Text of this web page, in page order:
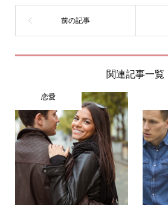
関連記事一覧
恋愛